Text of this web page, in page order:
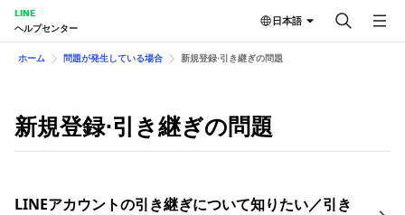
LINE
ヘルプセンター
日本語
ホーム 問題が発生している場合 新規登録⋅引き継ぎの問題
新規登録⋅引き継ぎの問題
LINEアカウントの引き継ぎについて知りたい／引き